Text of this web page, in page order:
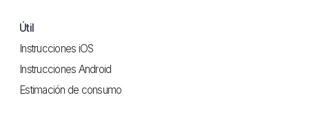
Útil
Instrucciones iOS
Instrucciones Android
Estimación de consumo